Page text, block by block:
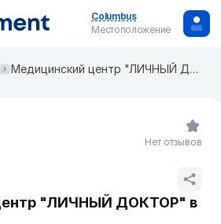
Columbus
Местоположение
Медицинский центр "ЛИЧНЫЙ ДОКТОР" в Колпино
"ЛИЧНЫЙ ДОКТОР" в
Нет отзывов